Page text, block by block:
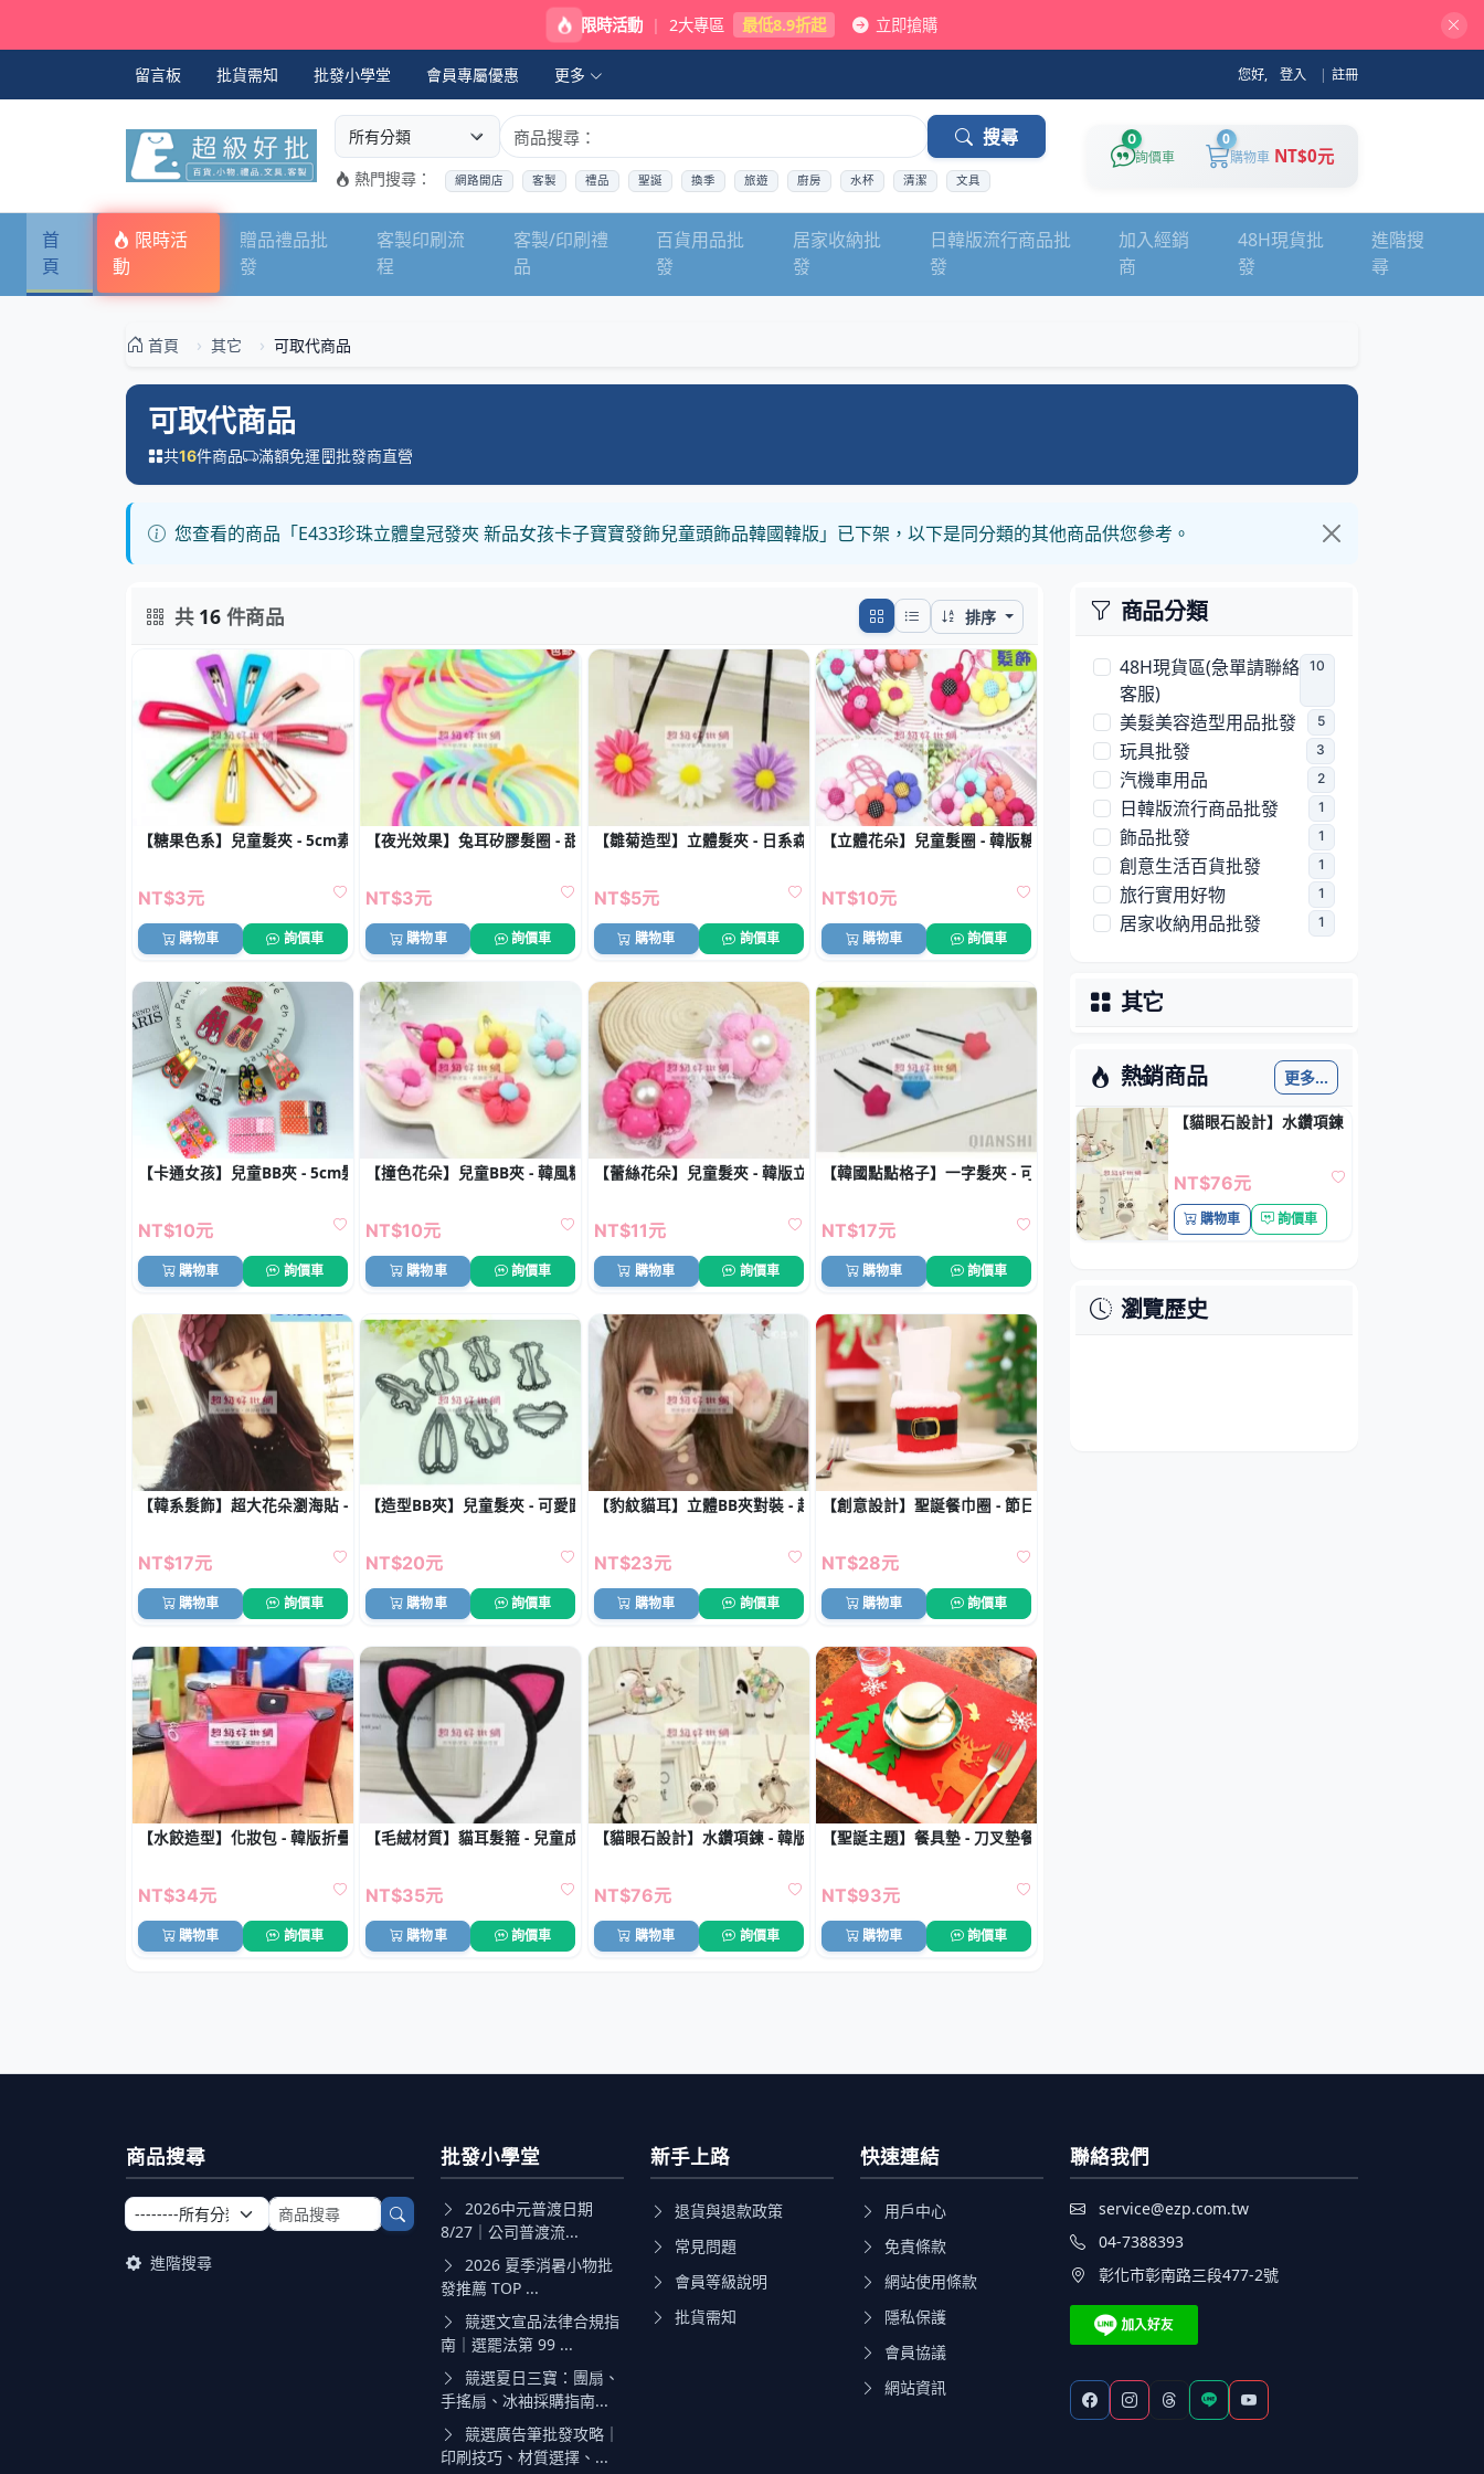
限時活動 | 2大專區 最低8.9折起 立即搶購
留言板 批貨需知 批發小學堂 會員專屬優惠 更多 您好, 登入 | 註冊
選擇商品分類
搜尋商品關鍵字 搜尋
熱門搜尋： 網路開店 客製 禮品 聖誕 換季 旅遊 廚房 水杯 清潔 文具
0
詢價車
0
購物車 NT$0元
首
頁
限時活
動
贈品禮品批
發
客製印刷流
程
客製/印刷禮
品
百貨用品批
發
居家收納批
發
日韓版流行商品批
發
加入經銷
商
48H現貨批
發
進階搜
尋
首頁 其它 可取代商品
可取代商品
共16件商品 滿額免運 批發商直營
您查看的商品「E433珍珠立體皇冠發夾 新品女孩卡子寶寶發飾兒童頭飾品韓國韓版」已下架，以下是同分類的其他商品供您參考。
商品分類
48H現貨區(急單請聯絡
客服)
10
美髮美容造型用品批發 5
玩具批發 3
汽機車用品 2
日韓版流行商品批發 1
飾品批發 1
創意生活百貨批發 1
旅行實用好物 1
居家收納用品批發 1
其它
熱銷商品 更多...
【貓眼石設計】水鑽項鍊 - 韓版長款配飾
NT$76元
購物車 詢價車
瀏覽歷史
共 16件商品 排序
【糖果色系】兒童髮夾 - 5cm素色BB夾
NT$3元
購物車 詢價車
【夜光效果】兔耳矽膠髮圈 - 甜美彈力手環髮束
NT$3元
購物車 詢價車
【雛菊造型】立體髮夾 - 日系森林風髮飾
NT$5元
購物車 詢價車
【立體花朵】兒童髮圈 - 韓版糖果色髮飾
NT$10元
購物車 詢價車
【卡通女孩】兒童BB夾 - 5cm髮夾批發 (1對)
NT$10元
購物車 詢價車
【撞色花朵】兒童BB夾 - 韓風糖果色髮飾
NT$10元
購物車 詢價車
【蕾絲花朵】兒童髮夾 - 韓版立體髮飾
NT$11元
購物車 詢價車
【韓國點點格子】一字髮夾 - 可愛星星夾 (4入)
NT$17元
購物車 詢價車
【韓系髮飾】超大花朵瀏海貼 - 魔法氈瀏海固定神器
NT$17元
購物車 詢價車
【造型BB夾】兒童髮夾 - 可愛圖案5對裝
NT$20元
購物車 詢價車
【豹紋貓耳】立體BB夾對裝 - 超萌造型髮夾
NT$23元
購物車 詢價車
【創意設計】聖誕餐巾圈 - 節日餐桌毛巾圈
NT$28元
購物車 詢價車
【水餃造型】化妝包 - 韓版折疊收納包
NT$34元
購物車 詢價車
【毛絨材質】貓耳髮箍 - 兒童成人創意變裝髮飾
NT$35元
購物車 詢價車
【貓眼石設計】水鑽項鍊 - 韓版長款配飾
NT$76元
購物車 詢價車
【聖誕主題】餐具墊 - 刀叉墊餐桌裝飾
NT$93元
購物車 詢價車
商品搜尋
選擇商品分類
搜尋商品關鍵字
進階搜尋
批發小學堂
2026中元普渡日期
8/27｜公司普渡流...
2026 夏季消暑小物批
發推薦 TOP ...
競選文宣品法律合規指
南｜選罷法第 99 ...
競選夏日三寶：團扇、
手搖扇、冰袖採購指南...
競選廣告筆批發攻略｜
印刷技巧、材質選擇、...
新手上路
退貨與退款政策
常見問題
會員等級說明
批貨需知
快速連結
用戶中心
免責條款
網站使用條款
隱私保護
會員協議
網站資訊
聯絡我們
service@ezp.com.tw
04-7388393
彰化市彰南路三段477-2號